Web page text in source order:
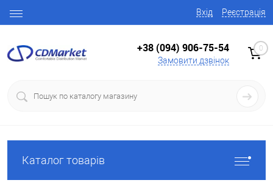
Вхід Реєстрація
+38 (094) 906-75-54
Замовити дзвінок
0
Каталог товарів